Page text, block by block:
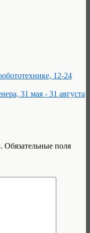
12-24
31 мая - 31 августа
Обязательные поля